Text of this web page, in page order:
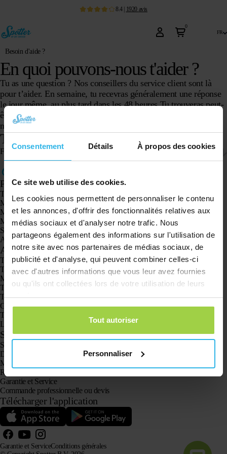
Consentement Détails À propos des cookies
Ce site web utilise des cookies.
Les cookies nous permettent de personnaliser le contenu
et les annonces, d'offrir des fonctionnalités relatives aux
médias sociaux et d'analyser notre trafic. Nous
partageons également des informations sur l'utilisation de
notre site avec nos partenaires de médias sociaux, de
publicité et d'analyse, qui peuvent combiner celles-ci
avec d'autres informations que vous leur avez fournies
ou qu'ils ont collectées lors de votre utilisation de leurs
services.
Tout autoriser
Personnaliser
8.4| 1920 avis
0
fr
Besoin d'aide ?
En quoi pouvons-nous t'aider ?
Tu as une question ? Nos conseillers du service client sont là
pour t’aider. En semaine, tu recevras généralement une réponse
le jour même, au plus tard dans les 48 heures.Tu trouveras peut-
être déjà la réponse à ta question dans la foire aux questions de
nos clients.
Tu préfères autre chose ?
Formulaire de contact
Produits
Traceur GPS Spotter X10
Montre GPS Spotter Senior
Montre GPS Spotter Explorer
Montre GPS Spotter pour enfants
Spotter CatX
Animal Spotter
Applications
Traceurs GPS
Traceur GPS pour enfants
Montres GPS pour enfants
Traceur GPS pour chats
Traceur GPS pour chiens
GPS pour personne agée avec bouton SOS
Traceur GPS pour la démence et la maladie d’Alzheimer
La montre alarme pour seniors
Service client
Se connecter
Demande à notre service client
Manuels
Retours
Garantie et Service
Commande professionnelle ou devis
Télécharger l'application
Garantie et ServiceConditions générales